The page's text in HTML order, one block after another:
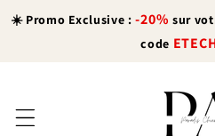
passer
☀️ Promo Exclusive :-20% sur
code